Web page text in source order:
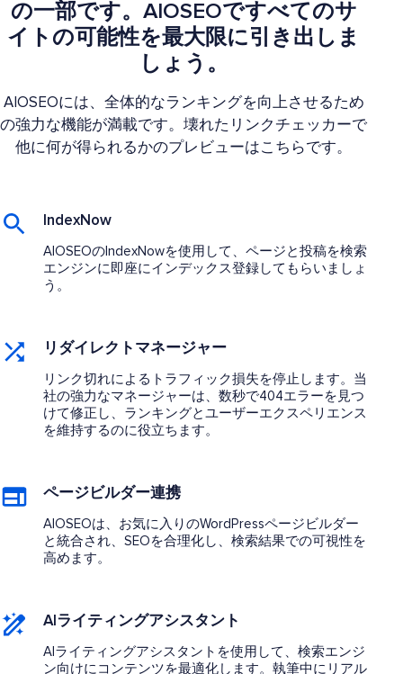
の一部です。AIOSEOですべてのサ
イトの可能性を最大限に引き出しま
しょう。
AIOSEOには、全体的なランキングを向上させるため
の強力な機能が満載です。壊れたリンクチェッカーで
他に何が得られるかのプレビューはこちらです。
IndexNow
AIOSEOのIndexNowを使用して、ページと投稿を検索
エンジンに即座にインデックス登録してもらいましょ
う。
リダイレクトマネージャー
リンク切れによるトラフィック損失を停止します。当
社の強力なマネージャーは、数秒で404エラーを見つ
けて修正し、ランキングとユーザーエクスペリエンス
を維持するのに役立ちます。
ページビルダー連携
AIOSEOは、お気に入りのWordPressページビルダー
と統合され、SEOを合理化し、検索結果での可視性を
高めます。
AIライティングアシスタント
AIライティングアシスタントを使用して、検索エンジ
ン向けにコンテンツを最適化します。執筆中にリアル